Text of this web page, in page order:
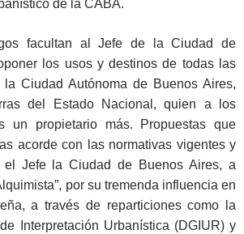
de la CABA.
facultan al Jefe de la Ciudad de
los usos y destinos de todas las
Ciudad Autónoma de Buenos Aires,
del Estado Nacional, quien a los
un propietario más. Propuestas que
acorde con las normativas vigentes y
el Jefe la Ciudad de Buenos Aires, a
por su tremenda influencia en
a través de reparticiones como la
Interpretación Urbanística (DGIUR) y